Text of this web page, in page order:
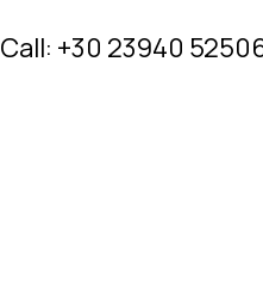
Call: +30 23940